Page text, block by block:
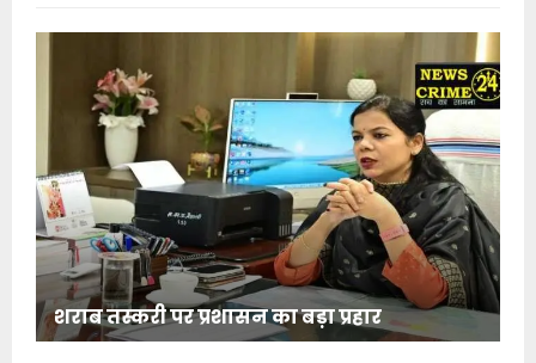
शराब तस्करी पर प्रशासन का बड़ा प्रहार